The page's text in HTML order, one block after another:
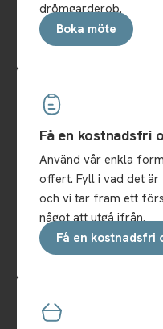
drömgarderob.
Boka möte
Få en kostnadsfri
Använd vår enkla
offert. Fyll i vad det
och vi tar fram ett
något att utgå ifrån.
Få en kostnadsfri